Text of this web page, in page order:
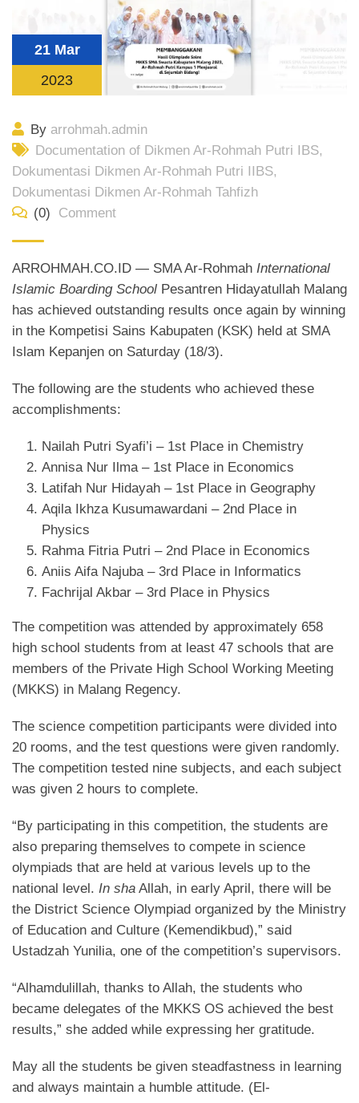
21 Mar
2023
By arrohmah.admin
Documentation of Dikmen Ar-Rohmah Putri IBS,
Dokumentasi Dikmen Ar-Rohmah Putri IIBS,
Dokumentasi Dikmen Ar-Rohmah Tahfizh
(0)
Comment
ARROHMAH.CO.ID — SMA Ar-Rohmah International
Islamic Boarding School Pesantren Hidayatullah Malang
has achieved outstanding results once again by winning
in the Kompetisi Sains Kabupaten (KSK) held at SMA
Islam Kepanjen on Saturday (18/3).
The following are the students who achieved these
accomplishments:
Nailah Putri Syafi’i – 1st Place in Chemistry
Annisa Nur Ilma – 1st Place in Economics
Latifah Nur Hidayah – 1st Place in Geography
Aqila Ikhza Kusumawardani – 2nd Place in
Physics
Rahma Fitria Putri – 2nd Place in Economics
Aniis Aifa Najuba – 3rd Place in Informatics
Fachrijal Akbar – 3rd Place in Physics
The competition was attended by approximately 658
high school students from at least 47 schools that are
members of the Private High School Working Meeting
(MKKS) in Malang Regency.
The science competition participants were divided into
20 rooms, and the test questions were given randomly.
The competition tested nine subjects, and each subject
was given 2 hours to complete.
“By participating in this competition, the students are
also preparing themselves to compete in science
olympiads that are held at various levels up to the
national level. In sha Allah, in early April, there will be
the District Science Olympiad organized by the Ministry
of Education and Culture (Kemendikbud),” said
Ustadzah Yunilia, one of the competition’s supervisors.
“Alhamdulillah, thanks to Allah, the students who
became delegates of the MKKS OS achieved the best
results,” she added while expressing her gratitude.
May all the students be given steadfastness in learning
and always maintain a humble attitude. (El-